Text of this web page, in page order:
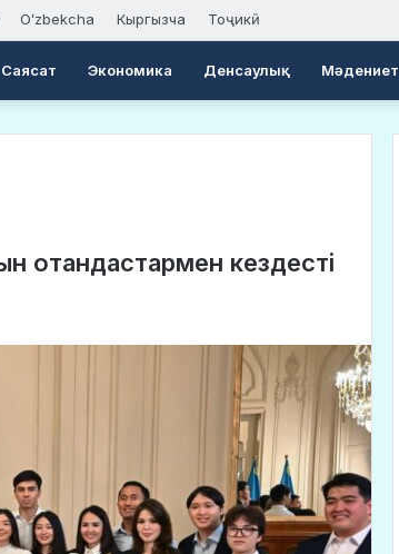
Oʻzbekcha Кыргызча Тоҷикӣ
Саясат Экономика Денсаулық Мәдениет
отандастармен кездесті